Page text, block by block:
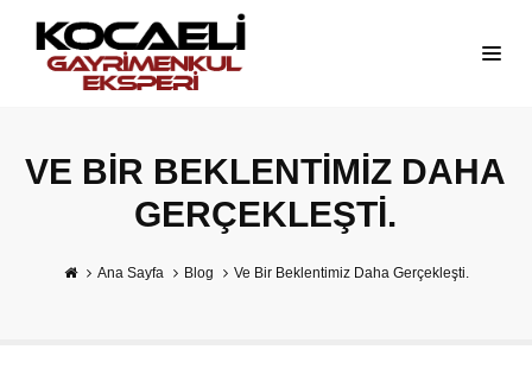
VE BIR BEKLENTIMIZ DAHA
GERÇEKLEŞTI.
Ana Sayfa Blog Ve Bir Beklentimiz Daha Gerçekleşti.